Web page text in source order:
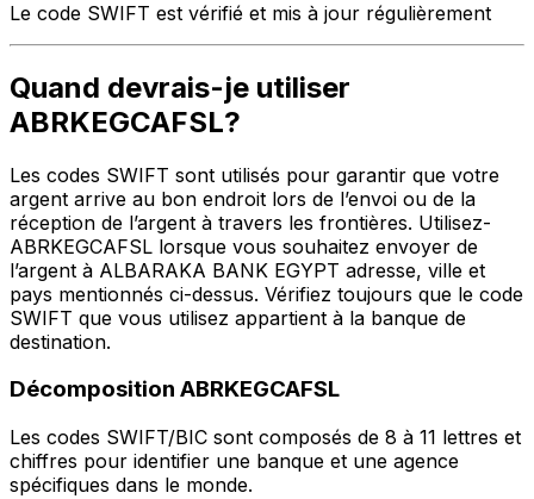
Le code SWIFT est vérifié et mis à jour régulièrement
Quand devrais-je utiliser
ABRKEGCAFSL?
Les codes SWIFT sont utilisés pour garantir que votre
argent arrive au bon endroit lors de l’envoi ou de la
réception de l’argent à travers les frontières. Utilisez-
ABRKEGCAFSL lorsque vous souhaitez envoyer de
l’argent à ALBARAKA BANK EGYPT adresse, ville et
pays mentionnés ci-dessus. Vérifiez toujours que le code
SWIFT que vous utilisez appartient à la banque de
destination.
Décomposition ABRKEGCAFSL
Les codes SWIFT/BIC sont composés de 8 à 11 lettres et
chiffres pour identifier une banque et une agence
spécifiques dans le monde.